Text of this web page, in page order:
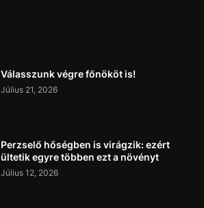
Válasszunk végre főnököt is!
Július 21, 2026
Perzselő hőségben is virágzik: ezért
ültetik egyre többen ezt a növényt
Július 12, 2026